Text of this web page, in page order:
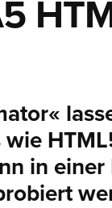
in